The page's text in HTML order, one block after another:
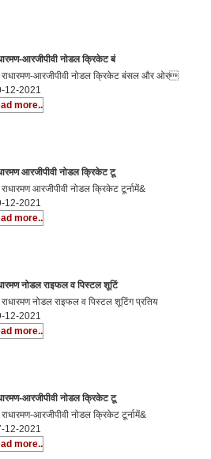
आरजीपीवी नोडल क्रिकेट बं
राधारमण-आरजीपीवी नोडल क्रिकेट बंसल और ओर
2021
more..
आरजीपीवी नोडल क्रिकेट टू
राधारमण आरजीपीवी नोडल क्रिकेट टूर्नामें&
2021
more..
नोडल राइफल व पिस्टल शूटिं
राधारमण नोडल राइफल व पिस्टल शूटिंग प्रतिय
2021
more..
आरजीपीवी नोडल क्रिकेट टू
राधारमण-आरजीपीवी नोडल क्रिकेट टूर्नामें&
2021
more..